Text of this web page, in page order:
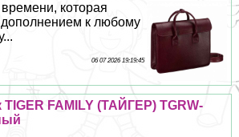
которая
к любому
06 07 2026 19:19:45
FAMILY (ТАЙГЕР) TGRW-